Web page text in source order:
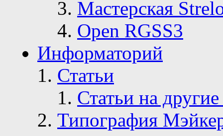
Мастерская
Open RGSS3
Информаторий
Статьи
Статьи на
Типография